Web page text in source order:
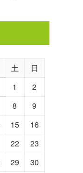
土
日
1
2
8
9
15
16
22
23
29
30